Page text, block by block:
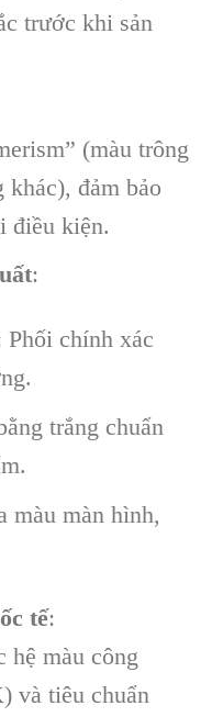
trước khi sản
(màu trông
khác), đảm bảo
điều kiện.
:
chính xác
trắng chuẩn
màn hình,
tế:
hệ màu công
và tiêu chuẩn